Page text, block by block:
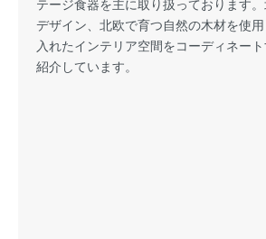
デザイン、北欧で育つ自然の木材を使
入れたインテリア空間をコーディネー
紹介しています。